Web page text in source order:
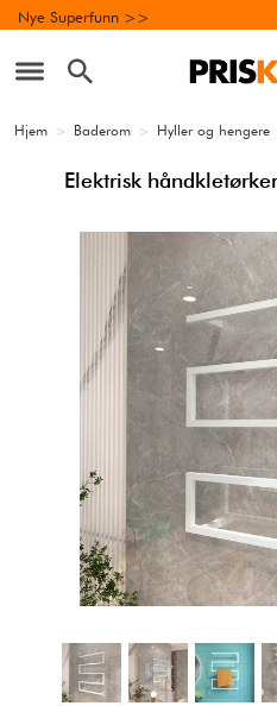
Nye Superfunn >>
Hjem > Baderom > Hyller og hengere
Elektrisk